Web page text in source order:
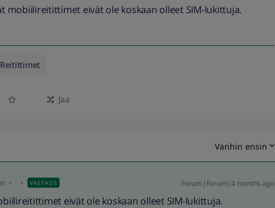
mobiilireitittimet eivät ole koskaan olleet SIM-lukittuja.
Reitittimet
Jaa
Vanhin ensin
VASTAUS Forum|Forum|4 months ago
eivät ole koskaan olleet SIM-lukittuja.